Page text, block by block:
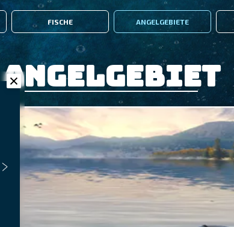
FISCHE ANGELGEBIETE
Angelgebiet